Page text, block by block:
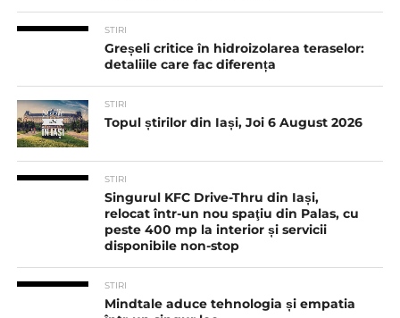
STIRI
Greșeli critice în hidroizolarea teraselor:
detaliile care fac diferența
STIRI
Topul știrilor din Iași, Joi 6 August 2026
STIRI
Singurul KFC Drive-Thru din Iași,
relocat într-un nou spaţiu din Palas, cu
peste 400 mp la interior și servicii
disponibile non-stop
STIRI
Mindtale aduce tehnologia și empatia